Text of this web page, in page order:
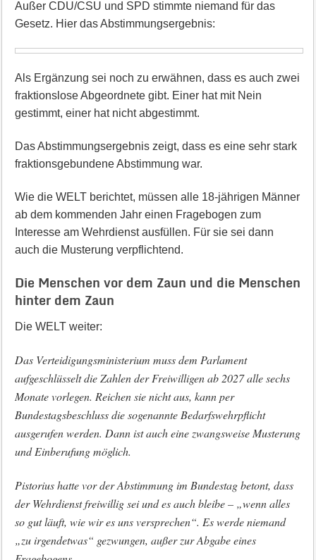
Außer CDU/CSU und SPD stimmte niemand für das
Gesetz. Hier das Abstimmungsergebnis:
Als Ergänzung sei noch zu erwähnen, dass es auch zwei
fraktionslose Abgeordnete gibt. Einer hat mit Nein
gestimmt, einer hat nicht abgestimmt.
Das Abstimmungsergebnis zeigt, dass es eine sehr stark
fraktionsgebundene Abstimmung war.
Wie die WELT berichtet, müssen alle 18-jährigen Männer
ab dem kommenden Jahr einen Fragebogen zum
Interesse am Wehrdienst ausfüllen. Für sie sei dann
auch die Musterung verpflichtend.
Die Menschen vor dem Zaun und die Menschen
hinter dem Zaun
Die WELT weiter:
Das Verteidigungsministerium muss dem Parlament
aufgeschlüsselt die Zahlen der Freiwilligen ab 2027 alle sechs
Monate vorlegen. Reichen sie nicht aus, kann per
Bundestagsbeschluss die sogenannte Bedarfswehrpflicht
ausgerufen werden. Dann ist auch eine zwangsweise Musterung
und Einberufung möglich.
Pistorius hatte vor der Abstimmung im Bundestag betont, dass
der Wehrdienst freiwillig sei und es auch bleibe – „wenn alles
so gut läuft, wie wir es uns versprechen“. Es werde niemand
„zu irgendetwas“ gezwungen, außer zur Abgabe eines